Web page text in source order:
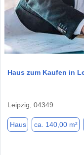
Haus zum Kaufen in
Leipzig, 04349
Haus ca. 140,00 m²